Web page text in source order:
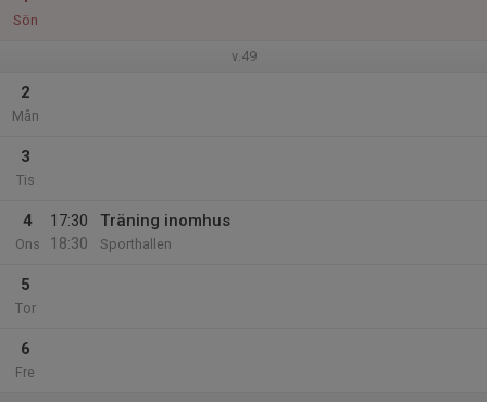
Sön
v.49
2
Mån
3
Tis
4
Ons
17:30
18:30
Träning inomhus
Sporthallen
5
Tor
6
Fre